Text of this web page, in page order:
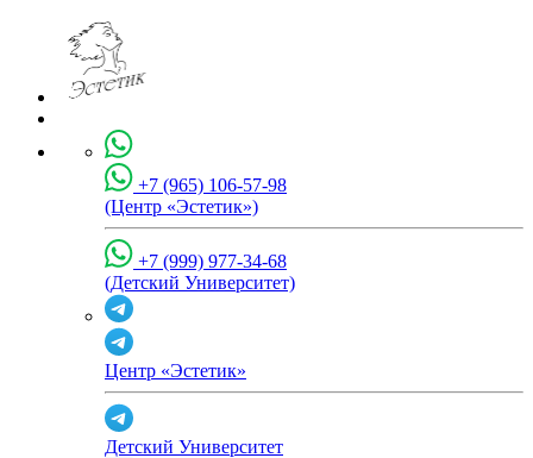
+7 (965) 106-57-98
(Центр «Эстетик»)
+7 (999) 977-34-68
(Детский Университет)
Центр «Эстетик»
Детский Университет